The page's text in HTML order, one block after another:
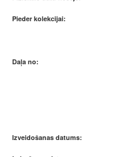
Pieder kolekcijai:
Daļa no:
Izveidošanas datums: